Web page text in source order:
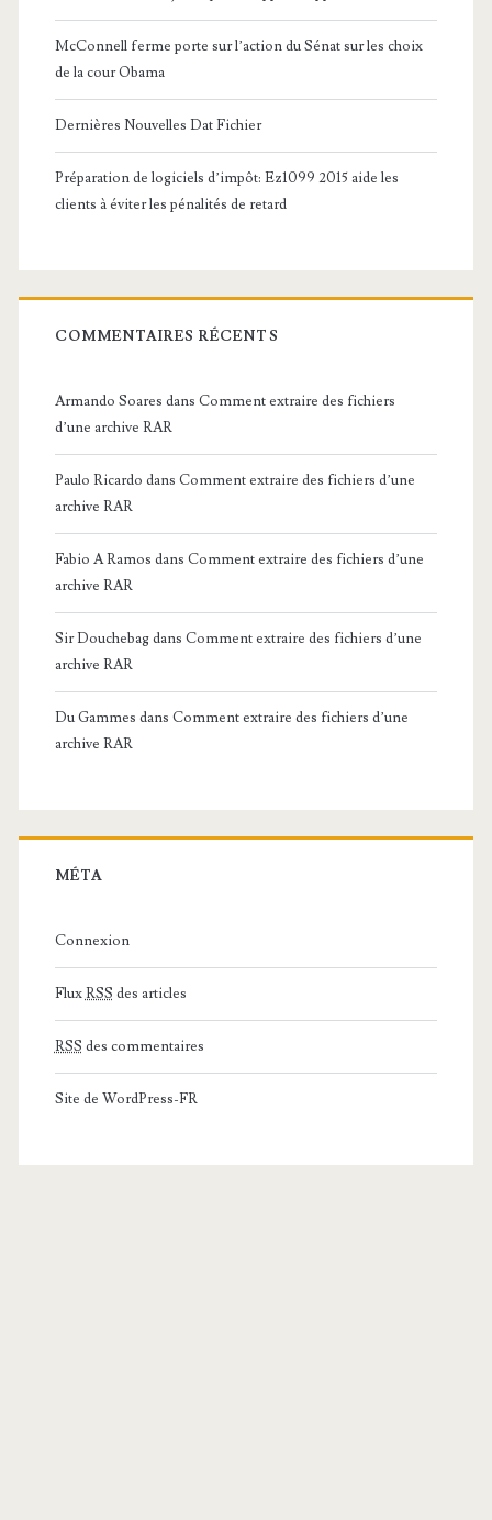
McConnell ferme porte sur l’action du Sénat sur les choix
de la cour Obama
Dernières Nouvelles Dat Fichier
Préparation de logiciels d’impôt: Ez1099 2015 aide les
clients à éviter les pénalités de retard
COMMENTAIRES RÉCENTS
Armando Soares dans Comment extraire des fichiers
d’une archive RAR
Paulo Ricardo dans Comment extraire des fichiers d’une
archive RAR
Fabio A Ramos dans Comment extraire des fichiers d’une
archive RAR
Sir Douchebagdans Comment extraire des fichiers d’une
archive RAR
Du Gammes dans Comment extraire des fichiers d’une
archive RAR
MÉTA
Connexion
FluxRSS des articles
RSS des commentaires
Site de WordPress-FR